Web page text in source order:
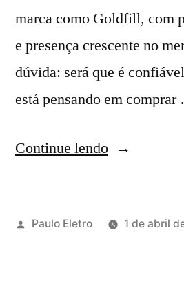
marca como Goldfill, com
e presença crescente no
dúvida: será que é
está pensando em
Continue lendo“Cabo
fio
Publicado
Paulo Eletro 1 de abril